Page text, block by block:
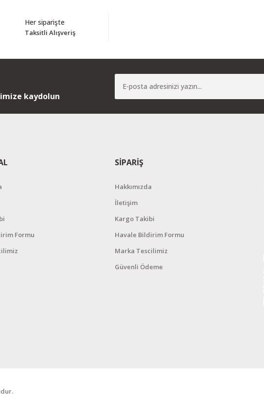
Her siparişte
Taksitli Alışveriş
kaydolun
Formu
SİPARİŞ
Hakkımızda
İletişim
Kargo Takibi
Havale Bildirim Formu
Marka Tescilimiz
Güvenli Ödeme